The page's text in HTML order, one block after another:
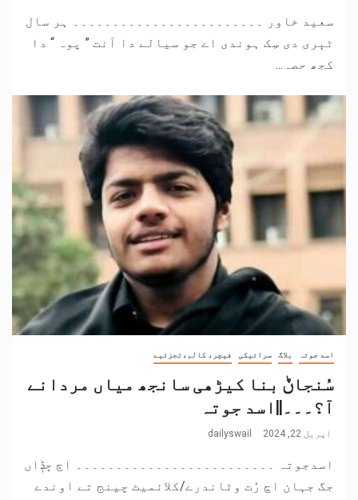
سعید خاور ۔۔۔۔۔۔۔۔۔۔۔۔۔۔۔۔۔۔۔۔۔۔۔۔ ہر سال
ٹٻری دی سِک ہوندی اے جو سیالے دا اَنت ” پوہ “ دا
کجھ حصہ...
اسد جوتہ بلاگ سرائیکی فیچر، کالم،تجزئیے
سُنجاݨ بنا کیڑھی سانجھ میاں مردانے
آ؟۔۔۔||اسد جوتہ
اپریل 22, 2024 dailyswail
اسدجوتہ ۔۔۔۔۔۔۔۔۔۔۔۔۔۔۔۔۔۔۔۔۔۔۔۔۔ اڄ ڄݙاں
جگ جہان اچ رُت وٹاندرے/کلائمیٹ چینج تے اوندے